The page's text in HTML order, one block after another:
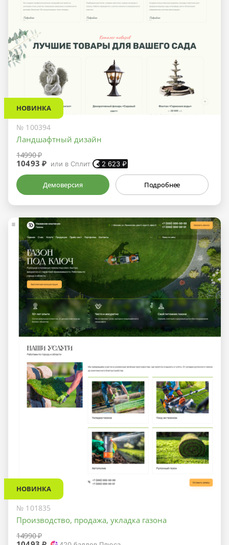
НОВИНКА
№ 100394
Ландшафтный дизайн
14990 ₽
10493 ₽ или в Сплит 2 623 ₽
Демоверсия Подробнее
НОВИНКА
№ 101835
Производство, продажа, укладка газона
14990 ₽